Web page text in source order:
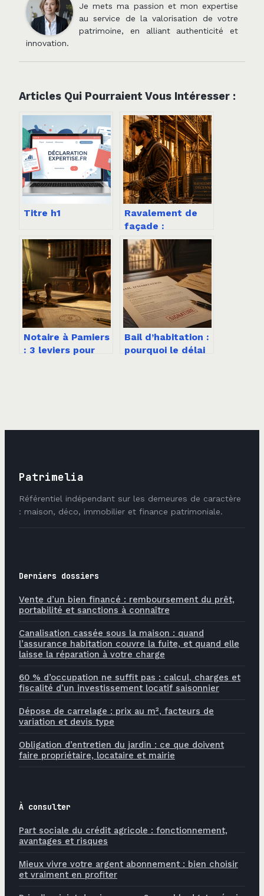
Je mets ma passion et mon expertise
au service de la valorisation de votre
patrimoine, en alliant authenticité et
innovation.
Articles Qui Pourraient Vous Intéresser :
Titre h1
Ravalement de
façade :
l’obligation
décennale et les
3 signes qui
imposent
d’anticiper
Notaire à Pamiers
: 3 leviers pour
Bail d’habitation :
pourquoi le délai
Patrimelia
Référentiel indépendant sur les demeures de caractère
: maison, déco, immobilier et finance patrimoniale.
Derniers dossiers
Vente d’un bien financé : remboursement du prêt,
portabilité et sanctions à connaître
Canalisation cassée sous la maison : quand
l’assurance habitation couvre la fuite, et quand elle
laisse la réparation à votre charge
60 % d’occupation ne suffit pas : calcul, charges et
fiscalité d’un investissement locatif saisonnier
Dépose de carrelage : prix au m², facteurs de
variation et devis type
Obligation d’entretien du jardin : ce que doivent
faire propriétaire, locataire et mairie
À consulter
Part sociale du crédit agricole : fonctionnement,
avantages et risques
Mieux vivre votre argent abonnement : bien choisir
et vraiment en profiter